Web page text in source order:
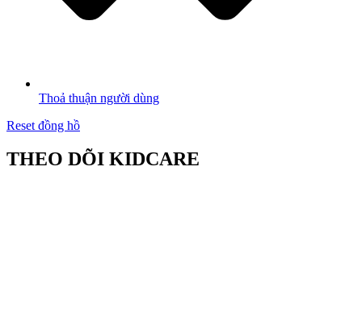
Thoả thuận người dùng
Reset đồng hồ
THEO DÕI KIDCARE